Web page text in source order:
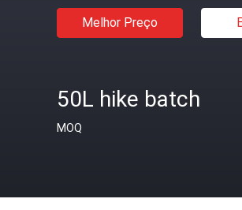
Melhor Preço
50L hike batch
MOQ